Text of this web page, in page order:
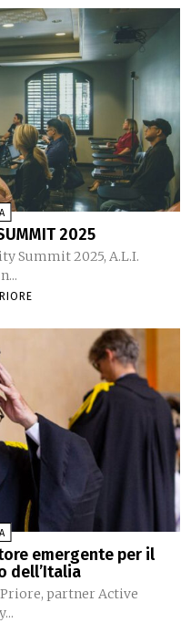
2025
Summit 2025, A.L.I.
emergente per il
dell’Italia
partner Active